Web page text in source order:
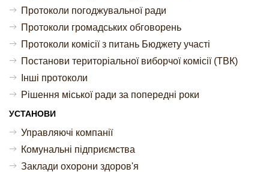
Протоколи погоджувальної ради
Протоколи громадських обговорень
Протоколи комісії з питань Бюджету участі
Постанови територіальної виборчої комісії (ТВК)
Інші протоколи
Рішення міської ради за попередні роки
УСТАНОВИ
Управляючі компанії
Комунальні підприємства
Заклади охорони здоров'я